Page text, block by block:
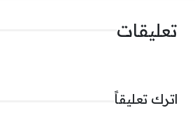
تعليقات
اترك تعليقاً